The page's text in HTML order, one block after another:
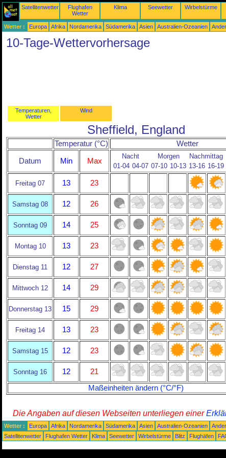
Satellitenwetter
Flughafen
Wetter
Klima Seewetter Wirbelstürme
Wetter : Europa Afrika Nordamerika Südamerika Asien Australien-Ozeanien
10-Tage-Wettervorhersage
Temperaturen,
Wetter
Wind
Sheffield, England
Temperatur (°C) Wetter
Datum Min Max
Nacht Morgen Nachmittag
01-04 04-07 07-10 10-13 13-16 16-19
Freitag 07 13 23
Samstag 08 12 26
Sonntag 09 14 25
Montag 10 13 23
Dienstag 11 12 27
Mittwoch 12 14 29
Donnerstag 13 15 29
Freitag 14 13 23
Samstag 15 12 23
Sonntag 16 12
21
Maßeinheiten ändern (°C/°F)
Die Angaben auf diesen Webseiten unterliegen einer
Wetter : Europa Afrika Nordamerika Südamerika Asien Australien-Ozeanien
Satellitenwetter
Flughafen Wetter Klima Seewetter Wirbelstürme Blitz Flughäfen